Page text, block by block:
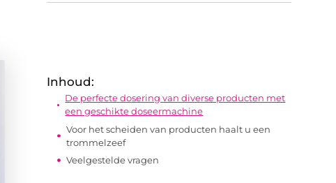
Inhoud:
De perfecte dosering van diverse producten met
een geschikte doseermachine
Voor het scheiden van producten haalt u een
trommelzeef
Veelgestelde vragen